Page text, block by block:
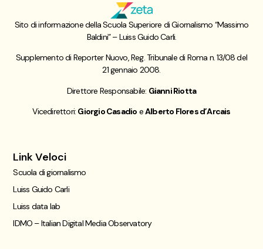
Sito di informazione della Scuola Superiore di Giornalismo “Massimo
Baldini” – Luiss Guido Carli.
Supplemento di Reporter Nuovo, Reg. Tribunale di Roma n. 13/08 del
21 gennaio 2008.
Direttore Responsabile: Gianni Riotta
Vicedirettori: Giorgio Casadio eAlberto Flores d’Arcais
Link Veloci
Scuola di giornalismo
Luiss Guido Carli
Luiss data lab
IDMO – Italian Digital Media Observatory